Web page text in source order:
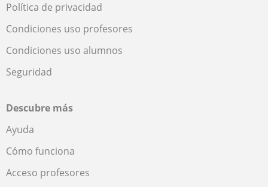
Política de privacidad
Condiciones uso profesores
Condiciones uso alumnos
Seguridad
Descubre más
Ayuda
Cómo funciona
Acceso profesores